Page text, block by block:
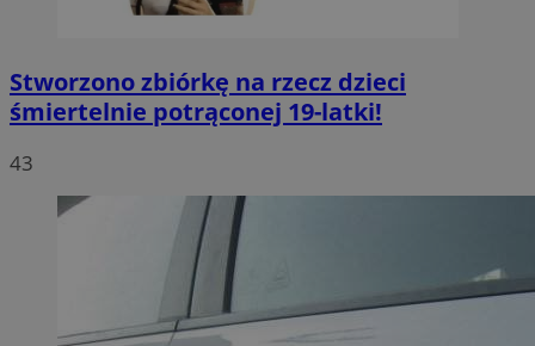
Stworzono zbiórkę na rzecz dzieci
śmiertelnie potrąconej 19-latki!
43